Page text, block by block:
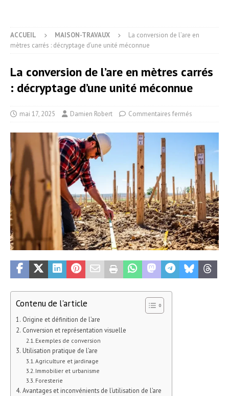
ACCUEIL MAISON-TRAVAUX
La conversion de l’are en
mètres carrés : décryptage d’une unité méconnue
La conversion de l’are en mètres carrés
: décryptage d’une unité méconnue
mai 17, 2025 Damien Robert Commentaires fermés
Contenu de l'article
Origine et définition de l’are
Conversion et représentation visuelle
Exemples de conversion
Utilisation pratique de l’are
Agriculture et jardinage
Immobilier et urbanisme
Foresterie
Avantages et inconvénients de l’utilisation de l’are